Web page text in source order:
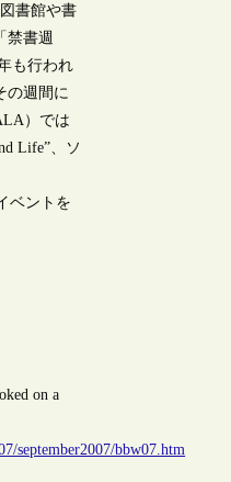
書館や書
禁書週
も行われ
の週間に
）では
Life”、ソ
ベントを
on a
september2007/bbw07.htm